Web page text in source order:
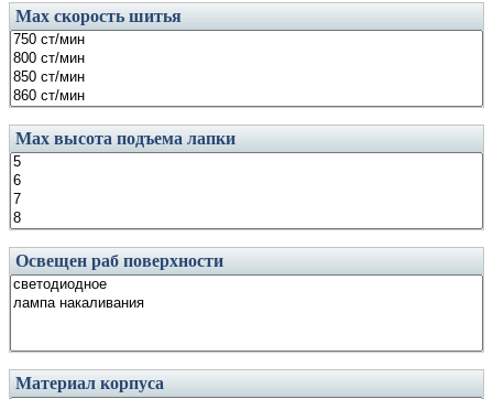
Маx скорость шитья
Мах высота подъема лапки
Освещен раб поверхности
Материал корпуса